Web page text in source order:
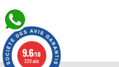
9.6/10
320 avis